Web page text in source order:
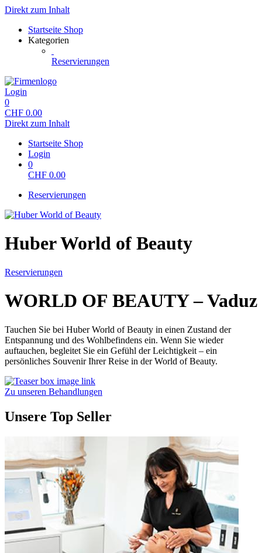
Direkt zum Inhalt
Startseite Shop
Kategorien
Reservierungen
Login
0
CHF 0.00
Direkt zum Inhalt
Startseite Shop
Login
0
CHF 0.00
Reservierungen
Huber World of Beauty
Reservierungen
WORLD OF BEAUTY – Vaduz
Tauchen Sie bei Huber World of Beauty in einen Zustand der
Entspannung und des Wohlbefindens ein. Wenn Sie wieder
auftauchen, begleitet Sie ein Gefühl der Leichtigkeit – ein
persönliches Souvenir Ihrer Reise in der World of Beauty.
Zu unseren Behandlungen
Unsere Top Seller